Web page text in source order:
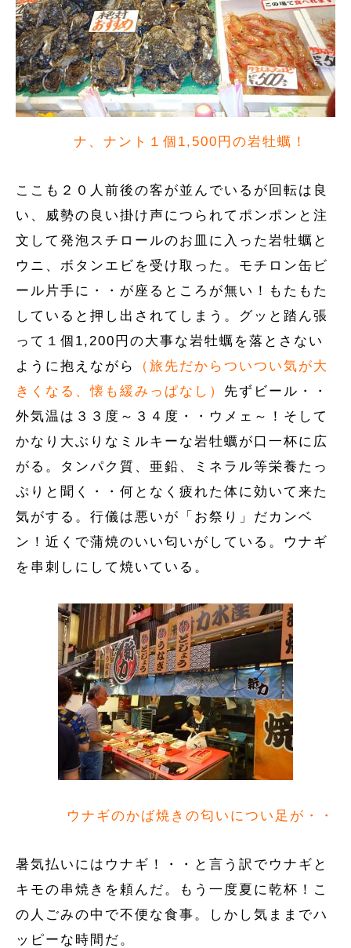
ナ、ナント１個1,500円の岩牡蠣！
ここも２０人前後の客が並んでいるが回転は良
い、威勢の良い掛け声につられてポンポンと注
文して発泡スチロールのお皿に入った岩牡蠣と
ウニ、ボタンエビを受け取った。モチロン缶ビ
ール片手に・・が座るところが無い！もたもた
していると押し出されてしまう。グッと踏ん張
って１個1,200円の大事な岩牡蠣を落とさない
ように抱えながら
（旅先だからついつい気が大
きくなる、懐も緩みっぱなし） 先ずビール・・
外気温は３３度～３４度・・ウメェ～！そして
かなり大ぶりなミルキーな岩牡蠣が口一杯に広
がる。タンパク質、亜鉛、ミネラル等栄養たっ
ぷりと聞く・・何となく疲れた体に効いて来た
気がする。行儀は悪いが「お祭り」だカンベ
ン！近くで蒲焼のいい匂いがしている。ウナギ
を串刺しにして焼いている。
ウナギのかば焼きの匂いについ足が・・
暑気払いにはウナギ！・・と言う訳でウナギと
キモの串焼きを頼んだ。もう一度夏に乾杯！こ
の人ごみの中で不便な食事。しかし気ままでハ
ッピーな時間だ。